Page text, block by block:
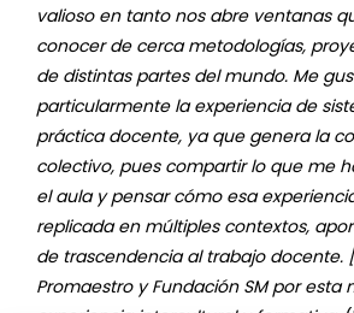
valioso en tanto nos abre ventanas
conocer de cerca metodologías,
de distintas partes del mundo. Me
particularmente la experiencia de
práctica docente, ya que genera la
colectivo, pues compartir lo que me
el aula y pensar cómo esa
replicada en múltiples contextos,
de trascendencia al trabajo docente.
Promaestro y Fundación SM por esta